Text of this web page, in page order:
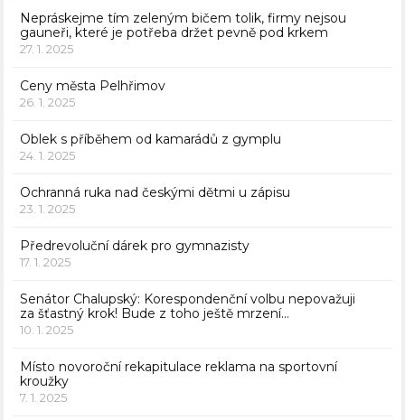
Nepráskejme tím zeleným bičem tolik, firmy nejsou
gauneři, které je potřeba držet pevně pod krkem
27. 1. 2025
Ceny města Pelhřimov
26. 1. 2025
Oblek s příběhem od kamarádů z gymplu
24. 1. 2025
Ochranná ruka nad českými dětmi u zápisu
23. 1. 2025
Předrevoluční dárek pro gymnazisty
17. 1. 2025
Senátor Chalupský: Korespondenční volbu nepovažuji
za šťastný krok! Bude z toho ještě mrzení…
10. 1. 2025
Místo novoroční rekapitulace reklama na sportovní
kroužky
7. 1. 2025